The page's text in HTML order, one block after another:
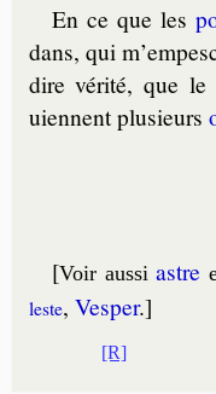
En ce que les
dans, qui
dire véri­té, que le
uiennent plu­sieurs
[Voir aussi astre
leste, Ves­per.]
[R]